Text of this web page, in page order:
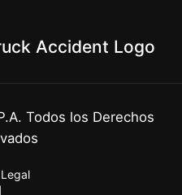
Todos los Derechos